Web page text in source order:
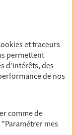
votre
contrat
pro,
votre
et traceurs
permettent
d'intérêts, des
de nos
comme de
"Paramétrer mes